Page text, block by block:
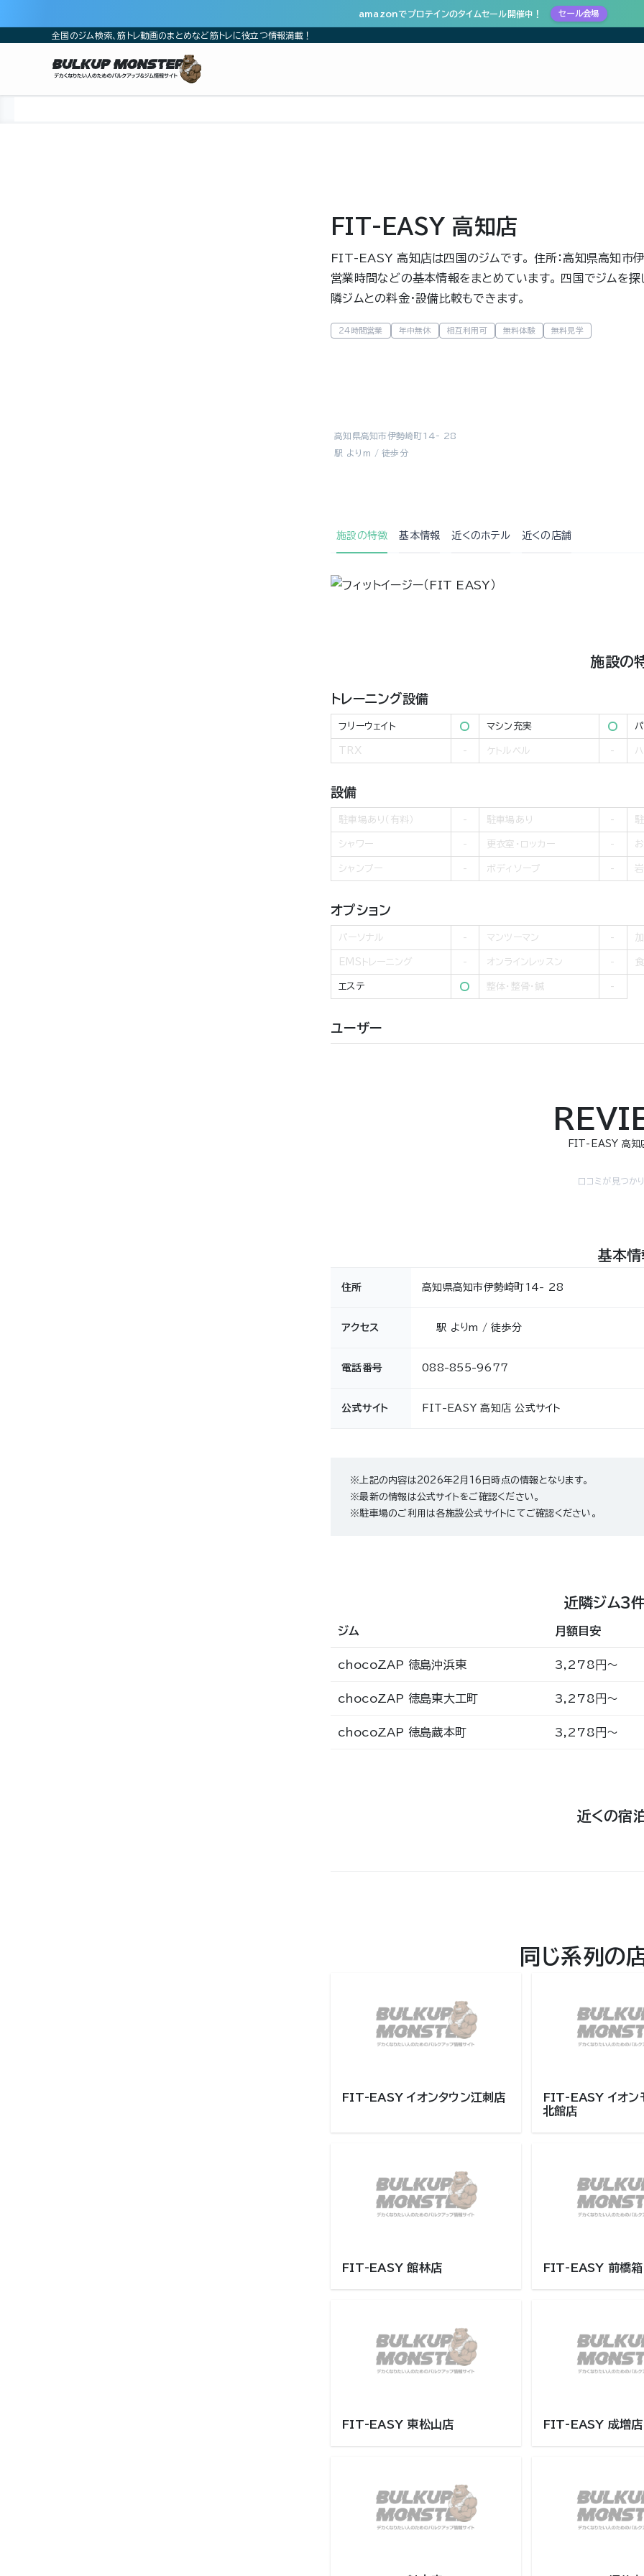
amazonでプロテインのタイムセール開催中！ セール会場
全国のジム検索、筋トレ動画のまとめなど筋トレに役立つ情報満載！
FIT-EASY 高知店
FIT-EASY 高知店は四国のジムです。 住所：高知県高知市
営業時間などの基本情報をまとめています。 四国でジムを探
隣ジムとの料金・設備比較もできます。
24時間営業 年中無休 相互利用可 無料体験 無料見学
高知県高知市伊勢崎町14- 28
駅 よりm / 徒歩分
施設の特徴 基本情報 近くのホテル 近くの店舗
施設の
トレーニング設備
フリーウェイト マシン充実
TRX ケトルベル
設備
駐車場あり（有料） 駐車場あり
シャワー 更衣室・ロッカー
シャンプー ボディソープ
オプション
パーソナル マンツーマン
EMSトレーニング オンラインレッスン
エステ 整体・整骨・鍼
ユーザー
FIT-EASY 高知
口コミが見つか
基本情
住所 高知県高知市伊勢崎町14- 28
アクセス 駅 よりm / 徒歩分
電話番号 088-855-9677
公式サイト FIT-EASY 高知店 公式サイト
※上記の内容は2026年2月16日時点の情報となります。
※最新の情報は公式サイトをご確認ください。
※駐車場のご利用は各施設公式サイトにてご確認ください。
近隣ジム3
ジム 月額目安
chocoZAP 徳島沖浜東 3,278円〜
chocoZAP 徳島東大工町 3,278円〜
chocoZAP 徳島蔵本町 3,278円〜
近くの宿
同じ系列の
FIT-EASY イオンタウン江刺店
FIT-EASY イオン
北館店
FIT-EASY 館林店 FIT-EASY 前橋箱
FIT-EASY 東松山店 FIT-EASY 成増店